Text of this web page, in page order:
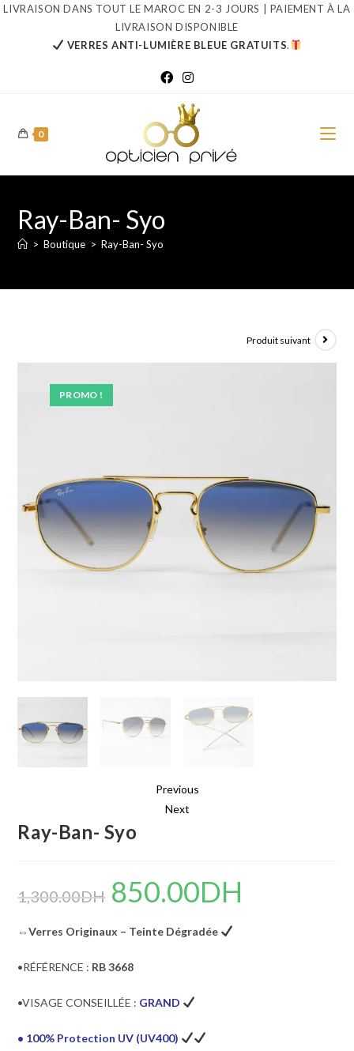
Skip
LIVRAISON DANS TOUT LE MAROC EN 2-3 JOURS | PAIEMENT À LA
LIVRAISON DISPONIBLE
VERRES ANTI-LUMIÈRE BLEUE GRATUITS.
0
Ray-Ban- Syo
> Boutique > Ray-Ban- Syo
PROMO !
Produit suivant
Previous
Next
Ray-Ban- Syo
1,300.00DH
Le
prix
initial
1,300.00DH.
850.00DH
⇔Verres Originaux – Teinte Dégradée
•RÉFÉRENCE : RB 3668
•VISAGE CONSEILLÉE : GRAND
• 100% Protection UV (UV400)